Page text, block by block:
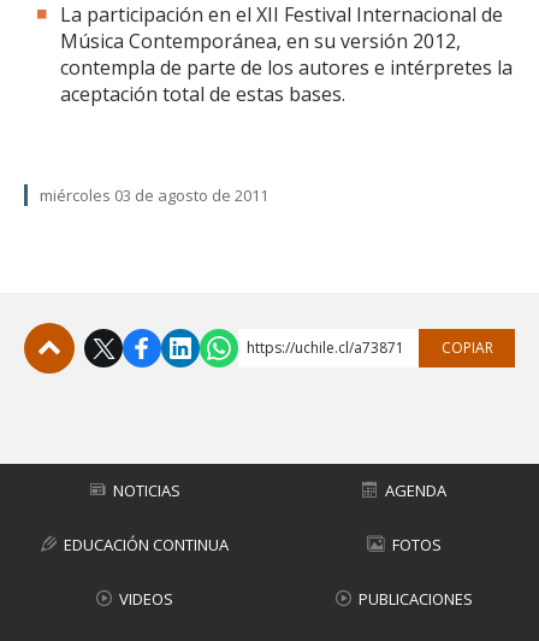
La participación en el XII Festival Internacional de
Música Contemporánea, en su versión 2012,
contempla de parte de los autores e intérpretes la
aceptación total de estas bases.
miércoles 03 de agosto de 2011
https://uchile.cl/a73871 COPIAR
NOTICIAS AGENDA
EDUCACIÓN CONTINUA FOTOS
VIDEOS PUBLICACIONES